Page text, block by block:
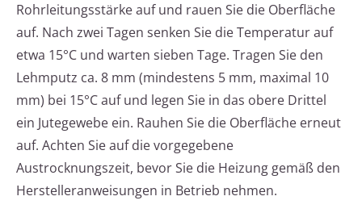
Rohrleitungsstärke auf und rauen Sie die Oberfläche
auf. Nach zwei Tagen senken Sie die Temperatur auf
etwa 15°C und warten sieben Tage. Tragen Sie den
Lehmputz ca. 8 mm (mindestens 5 mm, maximal 10
mm) bei 15°C auf und legen Sie in das obere Drittel
ein Jutegewebe ein. Rauhen Sie die Oberfläche erneut
auf. Achten Sie auf die vorgegebene
Austrocknungszeit, bevor Sie die Heizung gemäß den
Herstelleranweisungen in Betrieb nehmen.